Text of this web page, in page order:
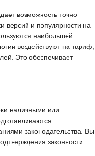
возможность точно
версий и популярности на
наибольшей
воздействуют на тариф,
Это обеспечивает
наличными или
законодательства. Вы
законности